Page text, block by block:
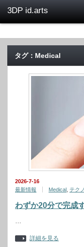
タグ：Medical
2026-7-16
最新情報
Medical テク
わずか20分で完成
…
詳細を見る